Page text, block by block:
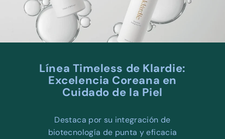
L
Línea Timeless de Klardie:
Excelencia Coreana en
Cuidado de la Piel
Destaca por su integración de
biotecnología de punta y eficacia